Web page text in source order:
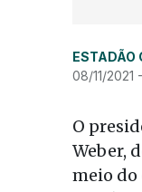
ESTADÃO
08/11/2021
O
Weber,
meio do